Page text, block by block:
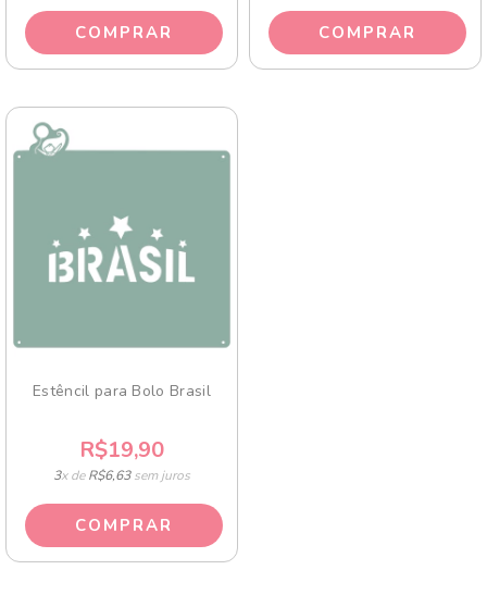
Estêncil para Bolo Brasil
R$19,90
3x deR$6,63sem juros